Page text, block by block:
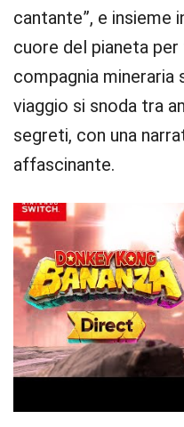
cantante”, e insieme
cuore del pianeta
compagnia mineraria
viaggio si snoda tra
segreti, con una
affascinante.